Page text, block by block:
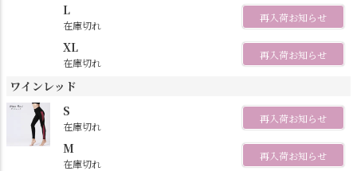
L
在庫切れ
再入荷お知らせ
XL
在庫切れ
再入荷お知らせ
ワインレッド
S
在庫切れ
再入荷お知らせ
M
在庫切れ
再入荷お知らせ